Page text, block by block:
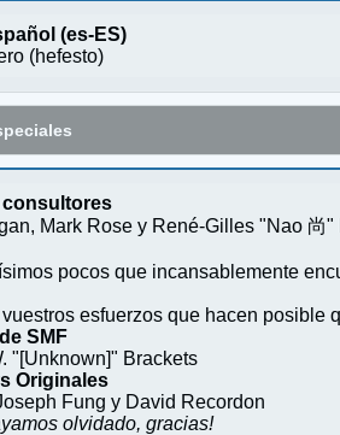
(es-ES)
(hefesto)
consultores
Mark Rose y René-Gilles "Nao 尚"
pocos que incansablemente
esfuerzos que hacen posible
SMF
"[Unknown]" Brackets
Originales
Fung y David Recordon
olvidado, gracias!